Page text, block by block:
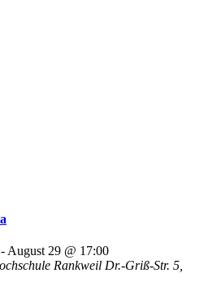
- August 29 @ 17:00
Rankweil Dr.-Griß-Str. 5,